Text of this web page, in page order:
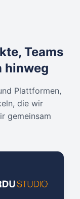
Teams
hinweg
Plattformen,
die wir
gemeinsam